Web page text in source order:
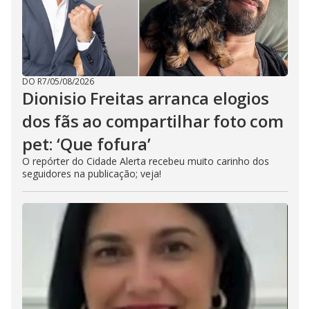
DO R7/05/08/2026
Dionisio Freitas arranca elogios
dos fãs ao compartilhar foto com
pet: ‘Que fofura’
O repórter do Cidade Alerta recebeu muito carinho dos
seguidores na publicação; veja!